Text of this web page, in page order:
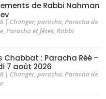
de Rabbi Nahman
| Changer, paracha, Paracha de
, Paracha et fêtes, Rabbi
Chabbat : Paracha Réé –
7 août 2026
| Changer, paracha Paracha de